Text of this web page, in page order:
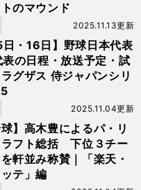
のマウンド
日・16日】野球日本代表
の日程・放送予定・試
グザス 侍ジャパンシリ
2025.11.13更新
球】高木豊によるパ・リ
ラフト総括 下位３チー
軒並み称賛｜「楽天・
テ」編
2025.11.04更新